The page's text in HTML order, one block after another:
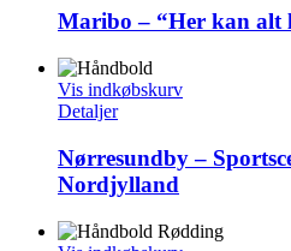
Maribo – “Her kan alt
Vis indkøbskurv
Detaljer
Nørresundby –
Nordjylland